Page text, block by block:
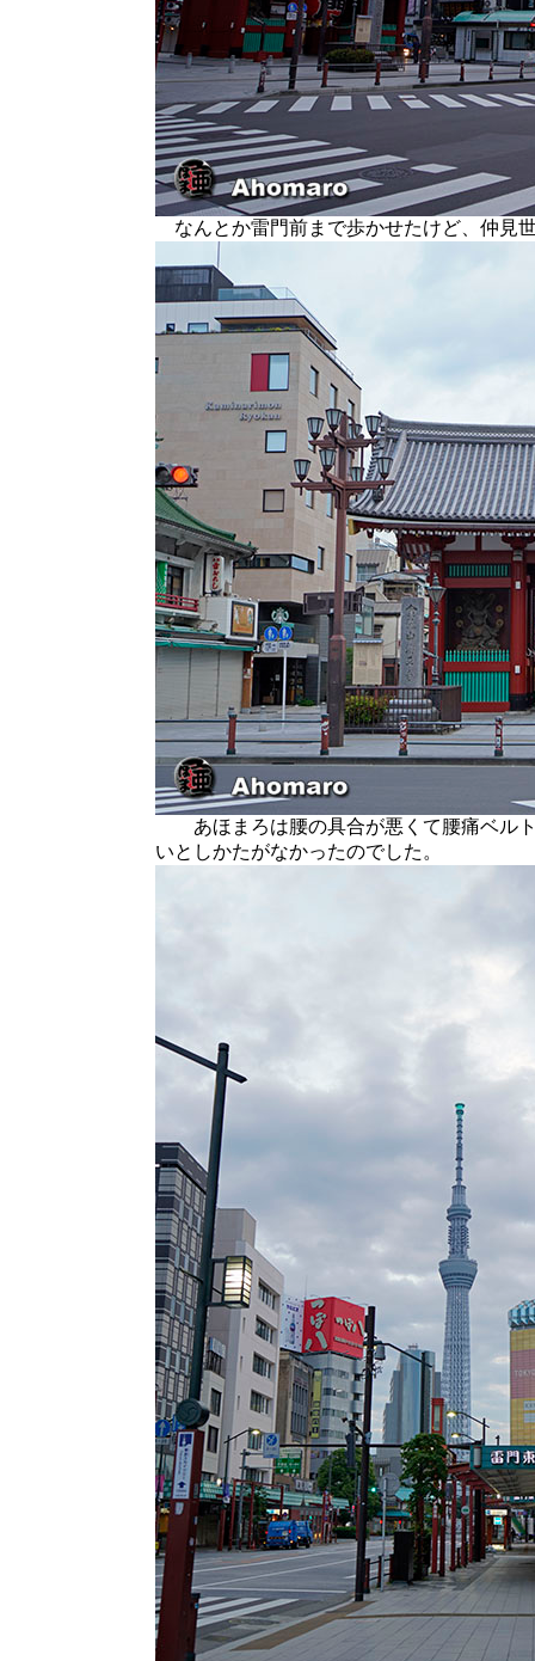
なんとか雷門前まで歩かせたけど、仲見
あほまろは腰の具合が悪くて腰痛ベルト
いとしかたがなかったのでした。